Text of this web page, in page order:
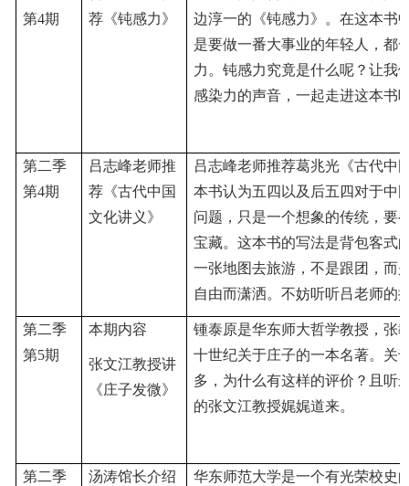
第4期
荐《钝感力》
边淳一的《钝感力》。在这本书
是要做一番大事业的年轻人，都
力。钝感力究竟是什么呢？让我
感染力的声音，一起走进这本书
第二季
第4期
吕志峰老师推
荐《古代中国
文化讲义》
吕志峰老师推荐葛兆光《古代中
本书认为五四以及后五四对于中
问题，只是一个想象的传统，要
宝藏。这本书的写法是背包客式
一张地图去旅游，不是跟团，而
自由而潇洒。不妨听听吕老师的
第二季
第5期
本期内容
张文江教授讲
《庄子发微》
锺泰原是华东师大哲学教授，张
十世纪关于庄子的一本名著。关
多，为什么有这样的评价？且听
的张文江教授娓娓道来。
第二季
汤涛馆长介绍
华东师范大学是一个有光荣校史